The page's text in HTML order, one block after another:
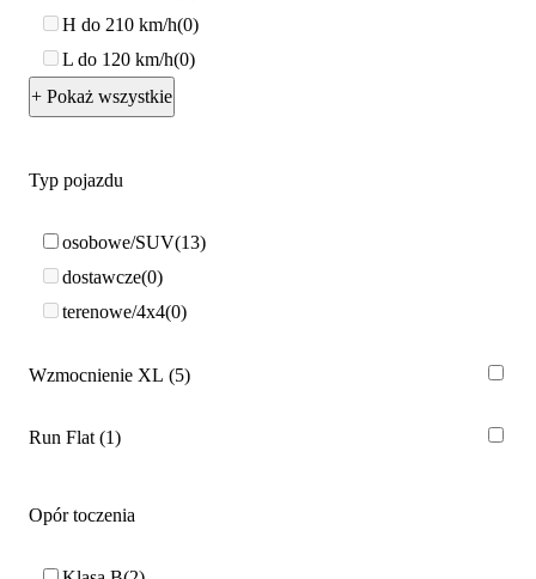
H do 210 km/h 0
L do 120 km/h 0
+ Pokaż wszystkie
Typ pojazdu
osobowe/SUV 13
dostawcze 0
terenowe/4x4 0
Wzmocnienie XL 5
Run Flat 1
Opór toczenia